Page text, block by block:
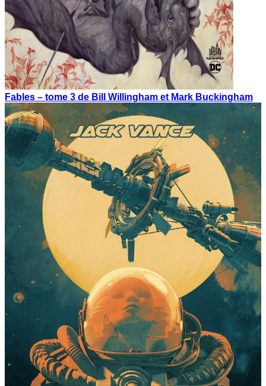
Fables – tome 3 de Bill Willingham et Mark Buckingham